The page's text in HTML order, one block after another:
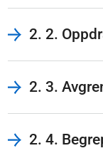
2. 2.
2. 3.
2. 4.